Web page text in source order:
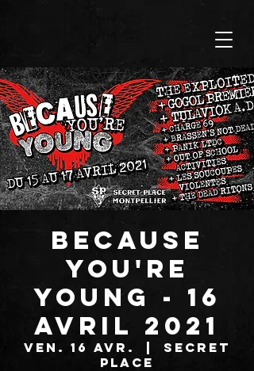
BECAUSE
YOU'RE
YOUNG - 16
avril 2021
ven. 16 avr.
SECRET
PLACE